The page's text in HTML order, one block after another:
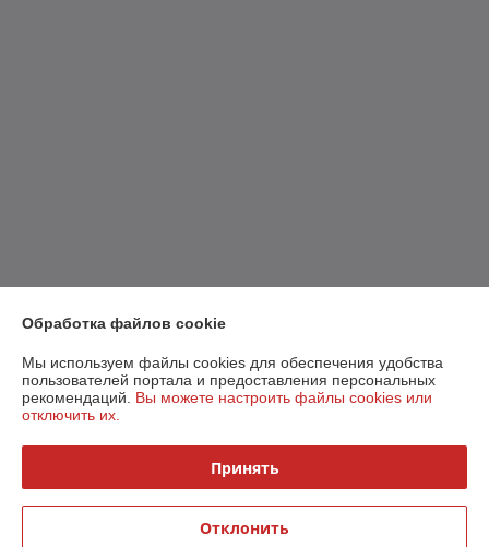
Обработка файлов cookie
Мы используем файлы cookies для обеспечения удобства
пользователей портала и предоставления персональных
рекомендаций. Вы можете настроить файлы cookies или
отключить их.
Принять
Отклонить